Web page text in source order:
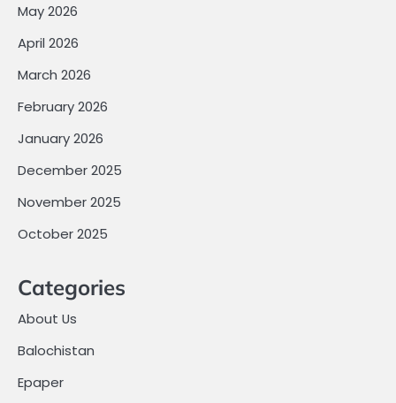
May 2026
April 2026
March 2026
February 2026
January 2026
December 2025
November 2025
October 2025
Categories
About Us
Balochistan
Epaper